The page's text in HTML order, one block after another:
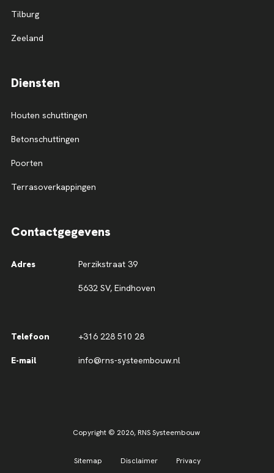
Tilburg
Zeeland
Diensten
Houten schuttingen
Betonschuttingen
Poorten
Terrasoverkappingen
Contactgegevens
Adres Perzikstraat 39
5632 SV, Eindhoven
Telefoon +316 228 510 28
E-mail info@rns-systeembouw.nl
Copyright © 2026, RNS Systeembouw
Sitemap Disclaimer Privacy